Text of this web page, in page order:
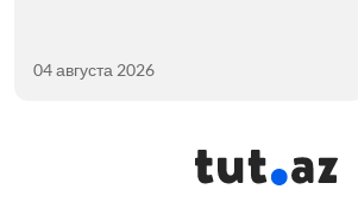
04 августа 2026